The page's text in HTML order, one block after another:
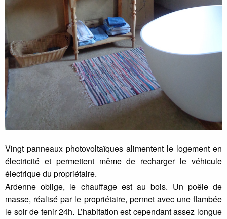
Vingt panneaux photovoltaïques alimentent le logement en
électricité et permettent même de recharger le véhicule
électrique du propriétaire.
Ardenne oblige, le chauffage est au bois. Un poêle de
masse, réalisé par le propriétaire, permet avec une flambée
le soir de tenir 24h. L’habitation est cependant assez longue